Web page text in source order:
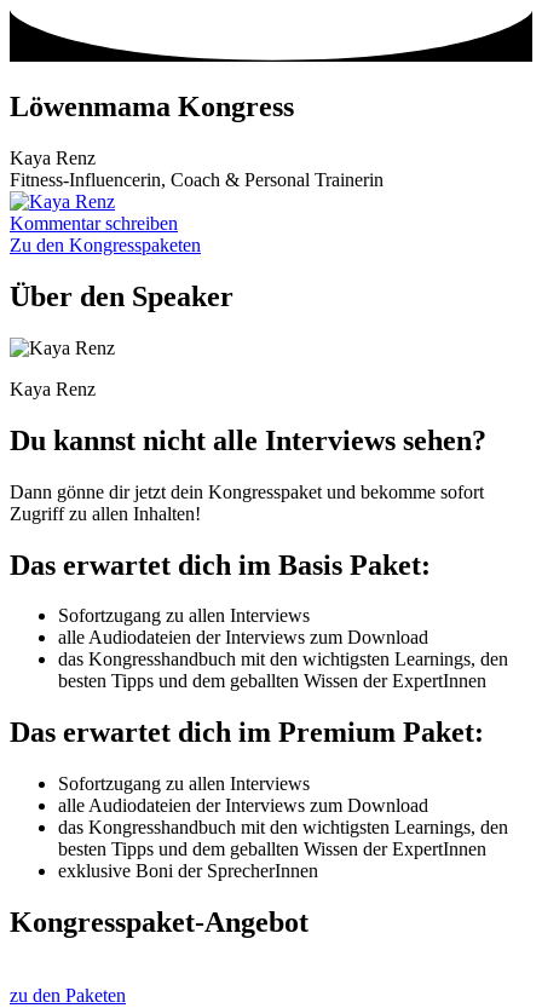
Zum
Inhalt
wechseln
Löwenmama Kongress
Kaya Renz
Fitness-Influencerin, Coach & Personal Trainerin
Kommentar schreiben
Zu den Kongresspaketen
Über den Speaker
Kaya Renz
Du kannst nicht alle Interviews sehen?
Dann gönne dir jetzt dein Kongresspaket und bekomme sofort
Zugriff zu allen Inhalten!
Das erwartet dich im Basis Paket:
Sofortzugang zu allen Interviews
alle Audiodateien der Interviews zum Download
das Kongresshandbuch mit den wichtigsten Learnings, den
besten Tipps und dem geballten Wissen der ExpertInnen
Das erwartet dich im Premium Paket:
Sofortzugang zu allen Interviews
alle Audiodateien der Interviews zum Download
das Kongresshandbuch mit den wichtigsten Learnings, den
besten Tipps und dem geballten Wissen der ExpertInnen
exklusive Boni der SprecherInnen
Kongresspaket-Angebot
zu den Paketen